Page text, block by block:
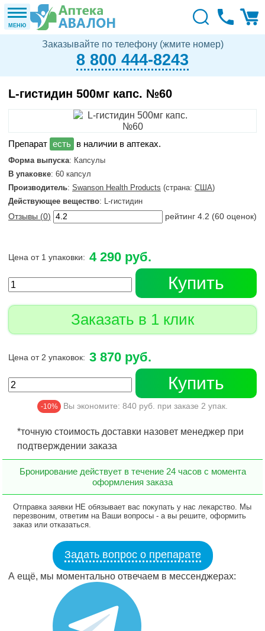
МЕНЮ
Заказывайте по телефону (жмите номер)
8 800 444-8243
L-гистидин 500мг капс. №60
в наличии в аптеках.
Форма выпуска: Капсулы
В упаковке: 60 капсул
Производитель: Swanson Health Products (страна: США)
Действующее вещество: L-гистидин
Отзывы (0) рейтинг 4.2 (60 оценок)
Цена от 1 упаковки: 4 290 руб.
Купить
Заказать в 1 клик
Цена от 2 упаковок: 3 870 руб.
Купить
-10% Вы экономите: 840 руб. при заказе 2 упак.
*точную стоимость доставки назовет менеджер при
подтверждении заказа
Бронирование действует в течение 24 часов с момента
оформления заказа
Отправка заявки НЕ обязывает вас покупать у нас лекарство. Мы
перезвоним, ответим на Ваши вопросы - а вы решите, оформить
заказ или отказаться.
Задать вопрос о препарате
А ещё, мы моментально отвечаем в мессенджерах: